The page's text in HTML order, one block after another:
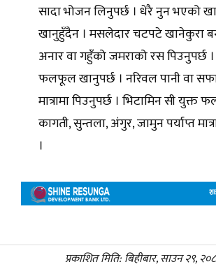
सादा भोजन लिनुपर्छ । धेरै नुन भएको
खानुहुँदैन । मसलेदार चटपटे खानेकुरा
अनार वा गहुँको जमराको रस पिउनुपर्छ
फलफूल खानुपर्छ । नरिवल पानी वा
मात्रामा पिउनुपर्छ । भिटामिन सी युक्त
कागती, सुन्तला, अंगुर, जामुन पर्याप्त
।
प्रकाशित मिति: बिहीबार, साउन २९,